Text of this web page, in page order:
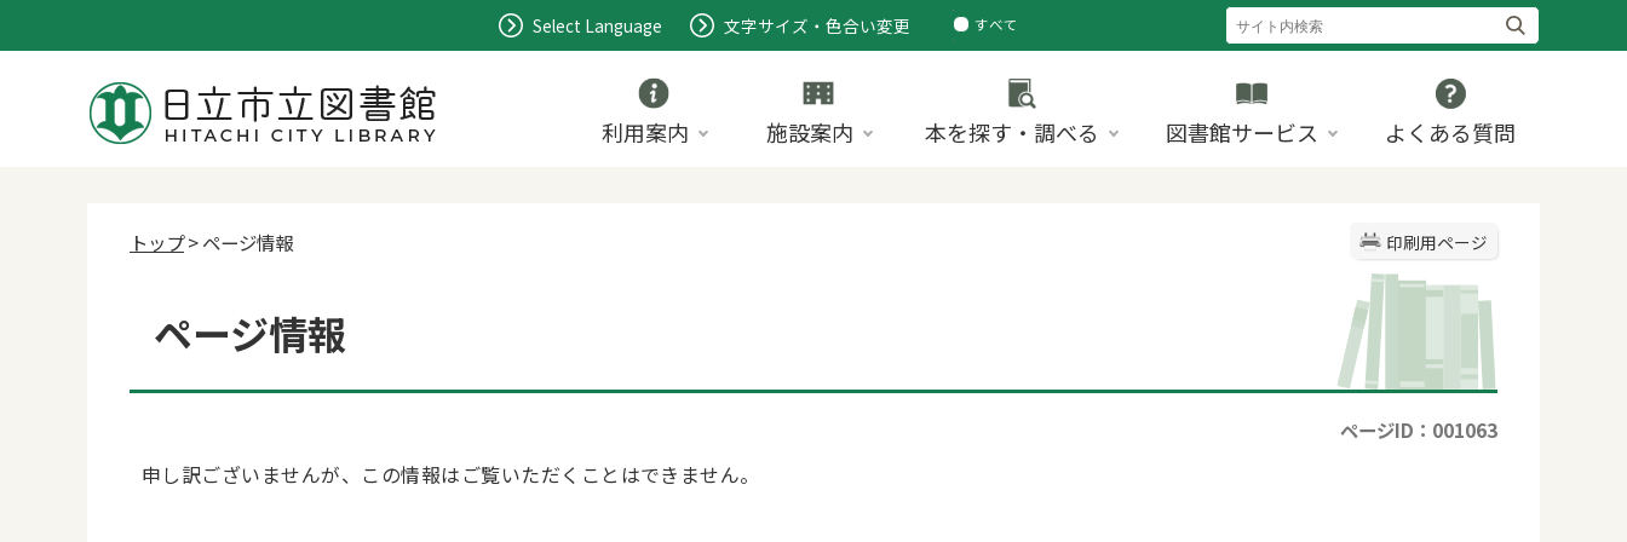
Select Language 文字サイズ・色合い変更
すべて
ページ
利用案内 施設案内 本を探す・調べる 図書館サービス よくある質問
印刷用ページ
トップ> ページ情報
ページ情報
ページID：001063
申し訳ございませんが、この情報はご覧いただくことはできません。